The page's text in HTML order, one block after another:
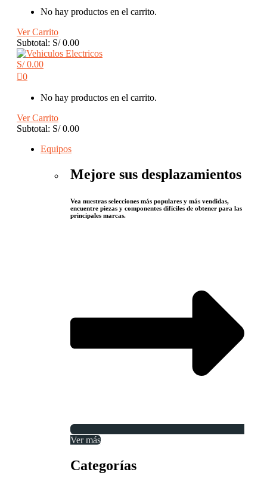
No hay productos en el carrito.
Ver Carrito
Subtotal: S/0.00
S/0.00
0
No hay productos en el carrito.
Ver Carrito
Subtotal: S/0.00
Equipos
Mejore sus desplazamientos
Vea nuestras selecciones más populares y más vendidas,
encuentre piezas y componentes difíciles de obtener para las
principales marcas.
Ver más
Categorías